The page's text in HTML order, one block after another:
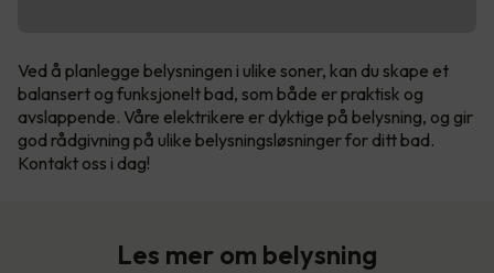
Ved å planlegge belysningen i ulike soner, kan du skape et
balansert og funksjonelt bad, som både er praktisk og
avslappende. Våre elektrikere er dyktige på belysning, og gir
god rådgivning på ulike belysningsløsninger for ditt bad.
Kontakt oss i dag!
Les mer om belysning